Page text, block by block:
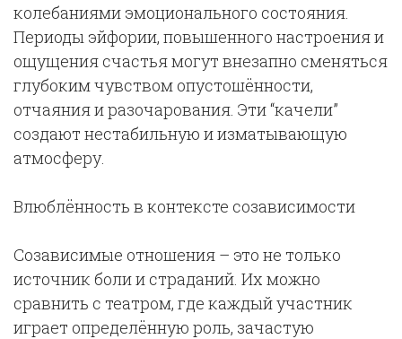
колебаниями эмоционального состояния.
Периоды эйфории, повышенного настроения и
ощущения счастья могут внезапно сменяться
глубоким чувством опустошённости,
отчаяния и разочарования. Эти “качели”
создают нестабильную и изматывающую
атмосферу.
Влюблённость в контексте созависимости
Созависимые отношения – это не только
источник боли и страданий. Их можно
сравнить с театром, где каждый участник
играет определённую роль, зачастую